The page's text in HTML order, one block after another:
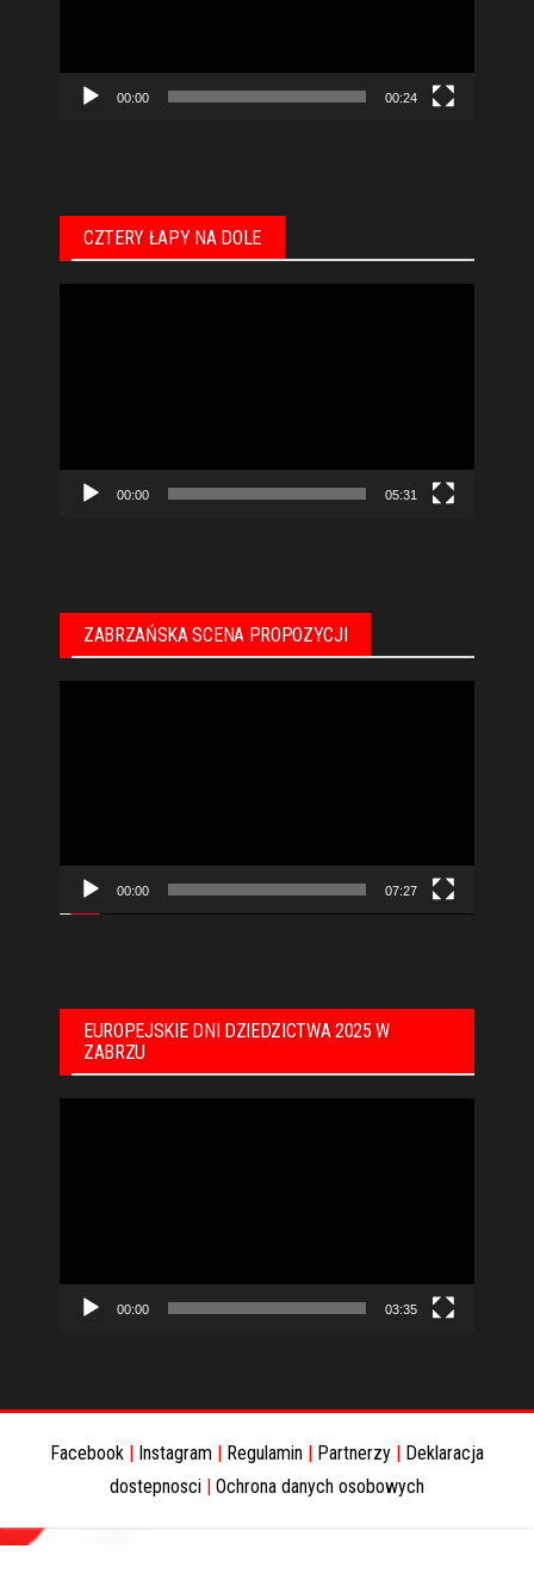
00:00 00:24
CZTERY ŁAPY NA DOLE
00:00 05:31
ZABRZAŃSKA SCENA PROPOZYCJI
00:00 07:27
EUROPEJSKIE DNI DZIEDZICTWA 2025 W
ZABRZU
00:00 03:35
Facebook | Instagram | Regulamin | Partnerzy | Deklaracja
dostepnosci | Ochrona danych osobowych